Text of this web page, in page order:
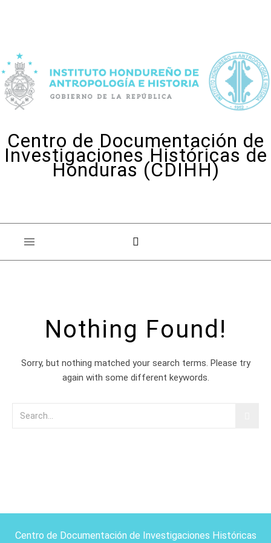
Centro de Documentación de
Investigaciones Históricas de
Honduras (CDIHH)
Nothing Found!
Sorry, but nothing matched your search terms. Please try
again with some different keywords.
Centro de Documentación de Investigaciones Históricas